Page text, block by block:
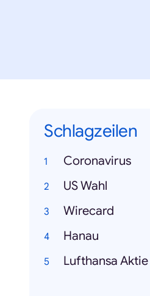
Schlagzeilen
Coronavirus
US Wahl
Wirecard
Hanau
Lufthansa Aktie